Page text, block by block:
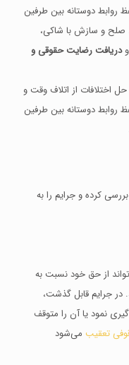
دوستانه بین طرفین
صلح و سازش با شاکی،
ودریافت رضایت حقوقی و
اختلافات از اتلاف وقت و
دوستانه بین طرفین
کرده و جرایم را به
از حق خود نسبت به
جرایم قابل گذشت،
نمود یا آن را متوقف
تعقیب می‌شود